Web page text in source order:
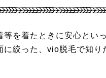
等を着たときに安心とい
絞った、vio脱毛で知り